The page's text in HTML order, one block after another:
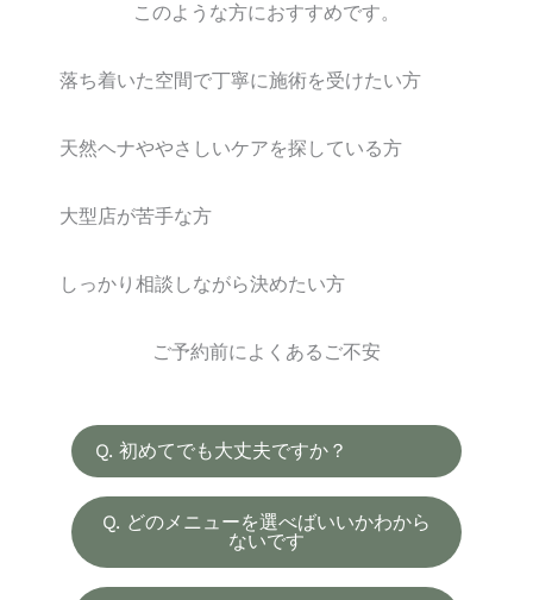
このような方におすすめです。
落ち着いた空間で丁寧に施術を受けたい方
天然ヘナややさしいケアを探している方
大型店が苦手な方
しっかり相談しながら決めたい方
ご予約前によくあるご不安
Q. 初めてでも大丈夫ですか？
初めてのお客様にも安心してお越しいただけ
るよう、事前に内容を確認しながら丁寧にご
案内しております。
Q. どのメニューを選べばいいかわから
ないです
現時点で迷っていても大丈夫です。ご予約時